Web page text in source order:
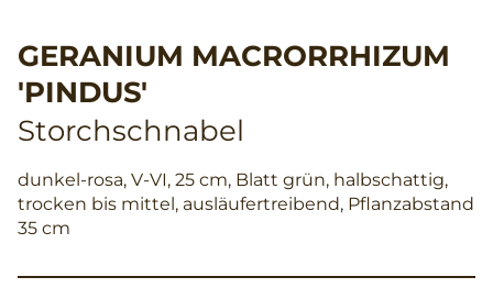
GERANIUM MACRORRHIZUM
'PINDUS'
Storchschnabel
dunkel-rosa, V-VI, 25 cm, Blatt grün, halbschattig,
trocken bis mittel, ausläufertreibend, Pflanzabstand
35 cm